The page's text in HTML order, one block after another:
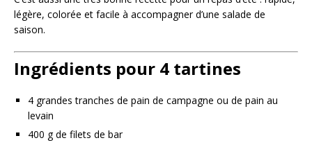
légère, colorée et facile à accompagner d’une salade de
saison.
Ingrédients pour 4 tartines
4 grandes tranches de pain de campagne ou de pain au
levain
400 g de filets de bar